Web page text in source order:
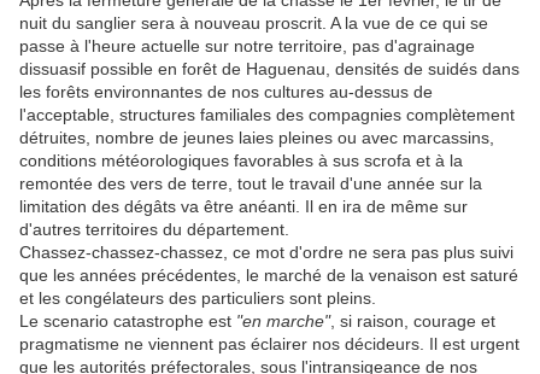
nuit du sanglier sera à nouveau proscrit. A la vue de ce qui se
passe à l'heure actuelle sur notre territoire, pas d'agrainage
dissuasif possible en forêt de Haguenau, densités de suidés dans
les forêts environnantes de nos cultures au-dessus de
l'acceptable, structures familiales des compagnies complètement
détruites, nombre de jeunes laies pleines ou avec marcassins,
conditions météorologiques favorables à sus scrofa et à la
remontée des vers de terre, tout le travail d'une année sur la
limitation des dégâts va être anéanti. Il en ira de même sur
d'autres territoires du département.
Chassez-chassez-chassez, ce mot d'ordre ne sera pas plus suivi
que les années précédentes, le marché de la venaison est saturé
et les congélateurs des particuliers sont pleins.
Le scenario catastrophe est "en marche", si raison, courage et
pragmatisme ne viennent pas éclairer nos décideurs. Il est urgent
que les autorités préfectorales, sous l'intransigeance de nos